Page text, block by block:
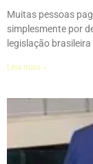
Muitas pessoas
simplesmente por
legislação
Leia mais »